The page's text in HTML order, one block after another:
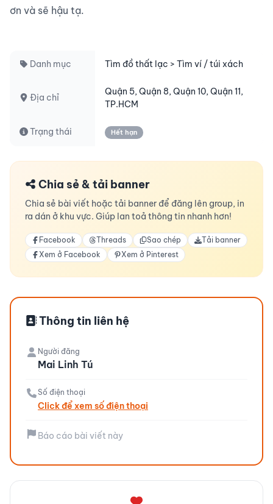
ơn và sẽ hậu tạ.
Danh mục Tìm đồ thất lạc > Tìm ví / túi xách
Địa chỉ
Quận 5, Quận 8, Quận 10, Quận 11,
TP.HCM
Trạng thái Hết hạn
Chia sẻ & tải banner
Chia sẻ bài viết hoặc tải banner để đăng lên group, in
ra dán ở khu vực. Giúp lan toả thông tin nhanh hơn!
Facebook Threads Sao chép
Tải banner
Xem ở Facebook
Xem ở Pinterest
Thông tin liên hệ
Người đăng
Mai Linh Tú
Số điện thoại
Click để xem số điện thoại
Báo cáo bài viết này